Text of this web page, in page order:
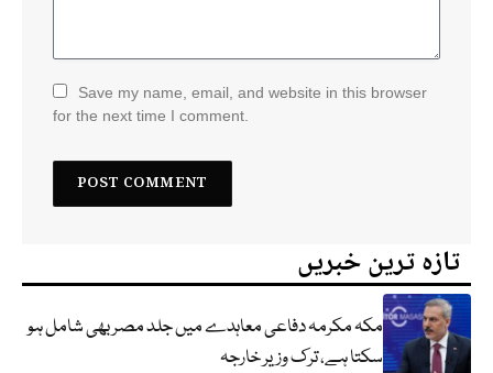
Save my name, email, and website in this browser
for the next time I comment.
تازہ ترین خبریں
مکہ مکرمہ دفاعی معاہدے میں جلد مصر بھی شامل ہو
سکتا ہے، ترک وزیر خارجہ